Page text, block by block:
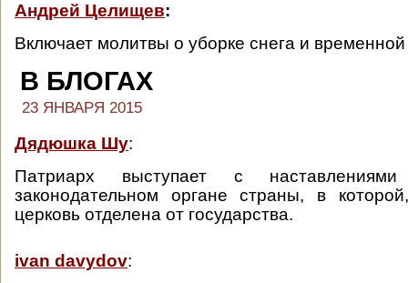
Андрей Целищев:
Включает молитвы о уборке снега и
В БЛОГАХ
23 ЯНВАРЯ 2015
Дядюшка Шу:
Патриарх выступает с
законодательном органе страны, в
церковь отделена от государства.
ivan davydov: